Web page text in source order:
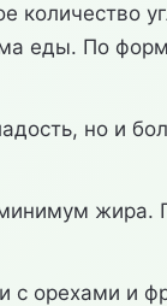
количество
еды. По
но и
жира.
с орехами и